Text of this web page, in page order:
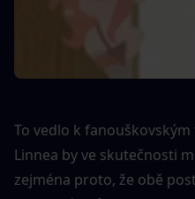
To vedlo k
Linnea by ve skutečnosti
zejména proto, že obě